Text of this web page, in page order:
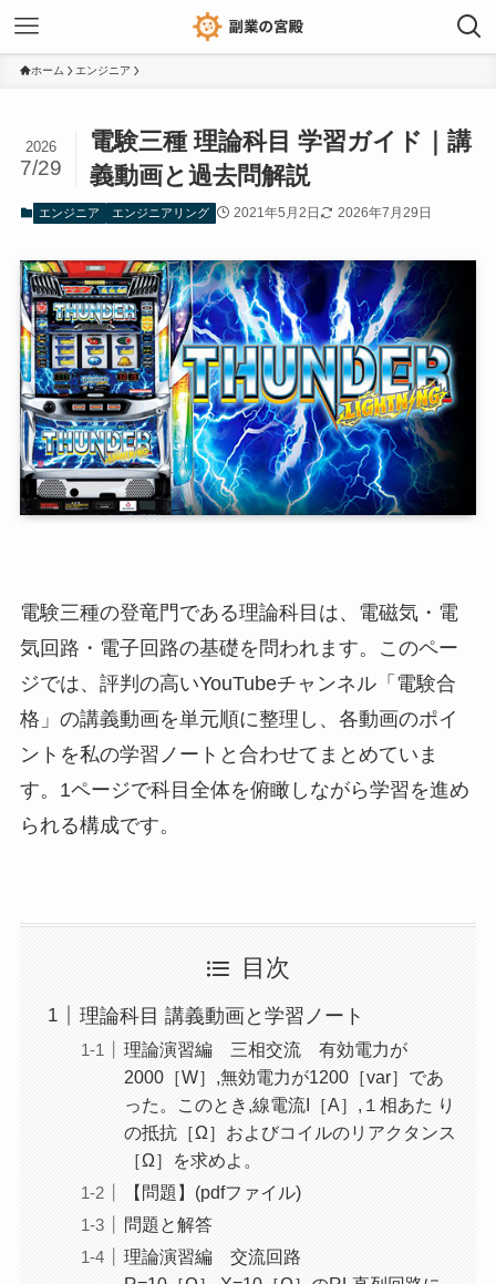
ホーム エンジニア
電験三種 理論科目 学習ガイド｜講
義動画と過去問解説
2026
7/29
エンジニア エンジニアリング 2021年5月2日 2026年7月29日
電験三種の登竜門である理論科目は、電磁気・電
気回路・電子回路の基礎を問われます。このペー
ジでは、評判の高いYouTubeチャンネル「電験合
格」の講義動画を単元順に整理し、各動画のポイ
ントを私の学習ノートと合わせてまとめていま
す。1ページで科目全体を俯瞰しながら学習を進め
られる構成です。
目次
理論科目 講義動画と学習ノート
理論演習編 三相交流 有効電力が
2000［W］,無効電力が1200［var］であ
った。このとき,線電流I［A］,１相あた り
の抵抗［Ω］およびコイルのリアクタンス
［Ω］を求めよ。
【問題】(pdfファイル)
問題と解答
理論演習編 交流回路